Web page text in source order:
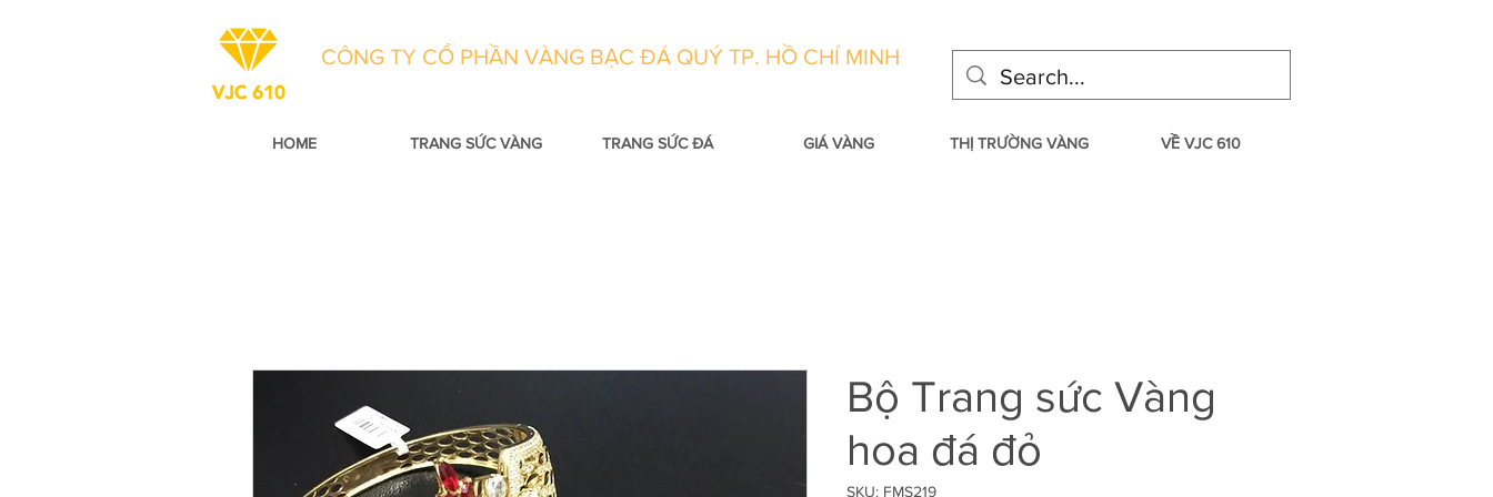
CÔNG TY CỔ PHẦN VÀNG BẠC ĐÁ QUÝ TP. HỒ CHÍ MINH
HOME TRANG SỨC VÀNG TRANG SỨC ĐÁ GIÁ VÀNG THỊ TRƯỜNG VÀNG VỀ VJC 610
Bộ Trang sức Vàng
hoa đá đỏ
SKU: FMS219